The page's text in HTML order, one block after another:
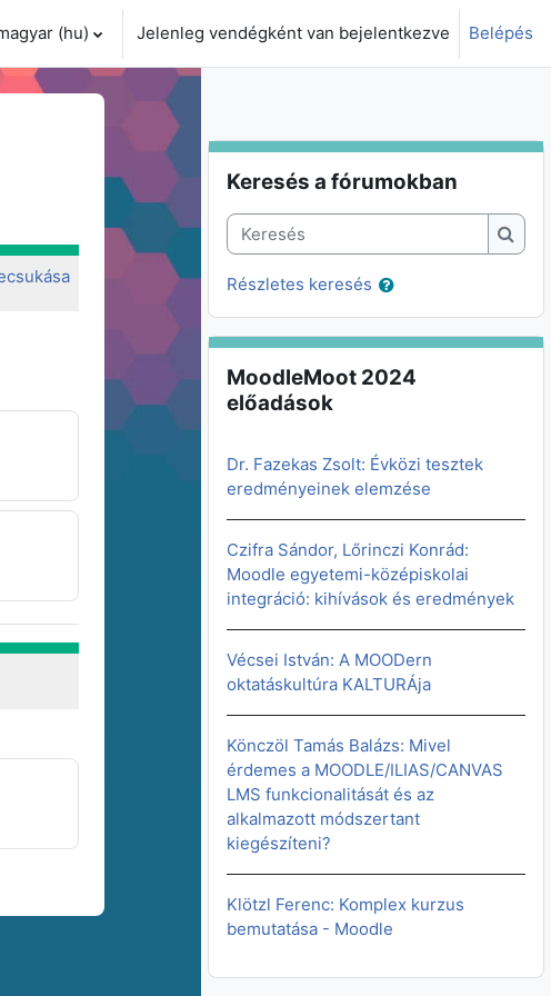
adatok váltása
‎(hu)‎ Jelenleg vendégként van bejelentkezve Belépés
Keresés a fórumokban kihagyása
Keresés a fórumokban
Keresés
Részletes keresés
MoodleMoot 2024 előadások kihagyása
MoodleMoot 2024
előadások
Dr. Fazekas Zsolt: Évközi tesztek
eredményeinek elemzése
Czifra Sándor, Lőrinczi Konrád:
Moodle egyetemi-középiskolai
integráció: kihívások és eredmények
Vécsei István: A MOODern
oktatáskultúra KALTURÁja
Könczöl Tamás Balázs: Mivel
érdemes a MOODLE/ILIAS/CANVAS
LMS funkcionalitását és az
alkalmazott módszertant
kiegészíteni?
Klötzl Ferenc: Komplex kurzus
bemutatása - Moodle